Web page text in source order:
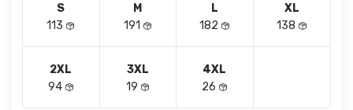
S
113
M
191
L
182
XL
138
2XL
94
3XL
19
4XL
26